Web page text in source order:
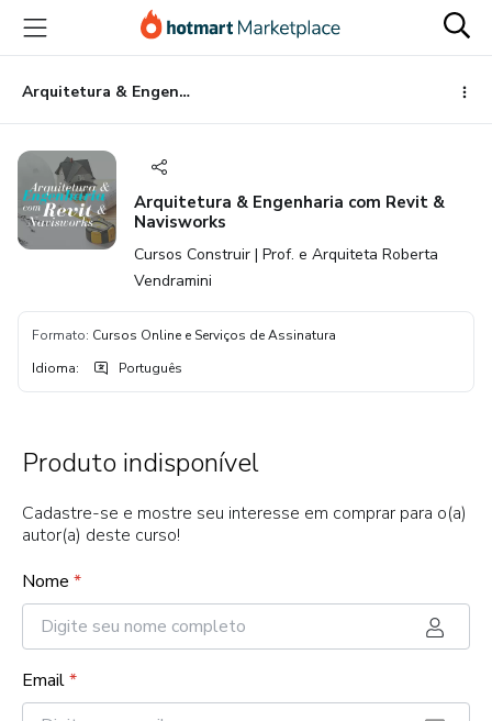
para
conteúdo
principal
para
pagamento
para
rodapé
Arquitetura & Engenharia com Revit & Navisworks
Arquitetura & Engenharia com Revit &
Navisworks
Cursos Construir | Prof. e Arquiteta Roberta
Vendramini
Formato: Cursos Online e Serviços de Assinatura
Idioma: Português
Produto indisponível
Cadastre-se e mostre seu interesse em comprar para o(a)
autor(a) deste curso!
Nome *
Email*